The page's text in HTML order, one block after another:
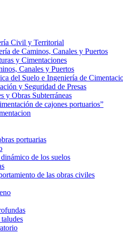
Civil y Territorial
de Caminos, Canales y Puertos
y Cimentaciones
Canales y Puertos
del Suelo e Ingeniería de
y Seguridad de Presas
y Obras Subterráneas
de cajones portuarios”
portuarias
de los suelos
de las obras civiles